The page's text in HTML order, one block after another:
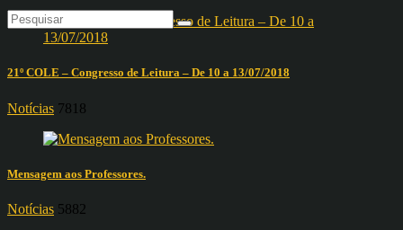
21º COLE – Congresso de Leitura – De 10 a 13/07/2018
Notícias 7818
Mensagem aos Professores.
Notícias 5882